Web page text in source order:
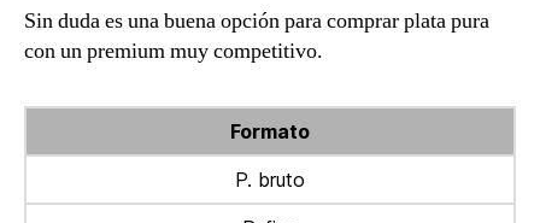
Sin duda es una buena opción para comprar plata pura
con un premium muy competitivo.
Formato
P. bruto